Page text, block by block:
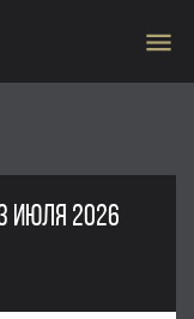
menu
ИЮЛЯ 2026